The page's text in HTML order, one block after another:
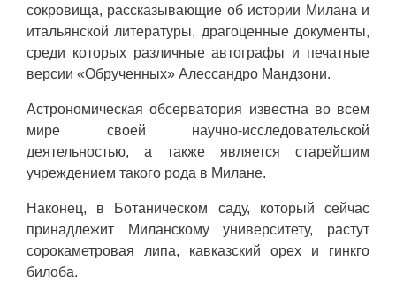
сокровища, рассказывающие об истории Милана и
итальянской литературы, драгоценные документы,
среди которых различные автографы и печатные
версии «Обрученных» Алессандро Мандзони.
Астрономическая обсерватория известна во всем
мире своей научно-исследовательской
деятельностью, а также является старейшим
учреждением такого рода в Милане.
Наконец, в Ботаническом саду, который сейчас
принадлежит Миланскому университету, растут
сорокаметровая липа, кавказский орех и гинкго
билоба.